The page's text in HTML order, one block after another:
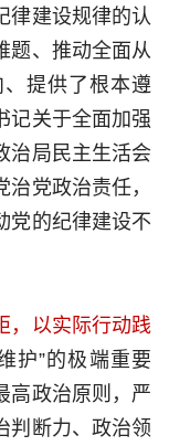
律建设规律的认
题、推动全面从
提供了根本遵
记关于全面加强
治局民主生活会
治党政治责任，
党的纪律建设不
，以实际行动践
护”的极端重要
高政治原则，严
判断力、政治领